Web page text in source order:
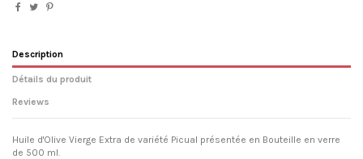
Description
Détails du produit
Reviews
Huile d'Olive Vierge Extra de variété Picual présentée en Bouteille en verre
de 500 ml.